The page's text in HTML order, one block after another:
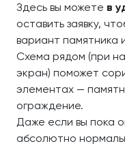
Здесь вы можете в
оставить заявку,
вариант памятника
Схема рядом (при
экран) поможет
элементах —
ограждение.
Даже если вы пока
абсолютно